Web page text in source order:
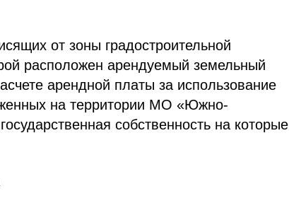
от зоны градостроительной
расположен арендуемый земельный
арендной платы за использование
на территории МО «Южно-
собственность на которые